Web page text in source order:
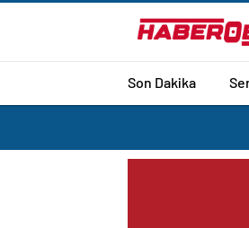
Son Dakika